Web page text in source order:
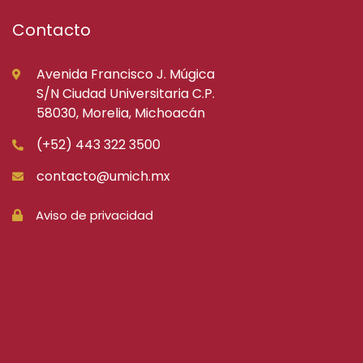
Contacto
Avenida Francisco J. Múgica
S/N Ciudad Universitaria C.P.
58030, Morelia, Michoacán
(+52) 443 322 3500
contacto@umich.mx
Aviso de privacidad